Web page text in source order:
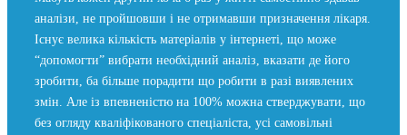
аналізи, не пройшовши і не отримавши призначення лікаря.
Існує велика кількість матеріалів у інтернеті, що може
“допомогти” вибрати необхідний аналіз, вказати де його
зробити, ба більше порадити що робити в разі виявлених
змін. Але із впевненістю на 100% можна стверджувати, що
без огляду кваліфікованого спеціаліста, усі самовільні